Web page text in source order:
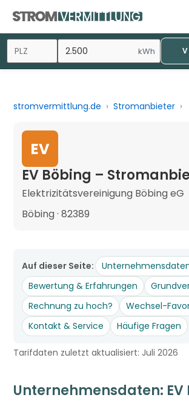
kWh
stromvermittlung.de › Stromanbieter ›
EV
EV Böbing –
Elektrizitätsvereinigung Böbing eG
Böbing · 82389
Auf dieser Seite:
Bewertung & Erfahrungen
Rechnung zu hoch?
Wechsel-
Kontakt & Service
Häufige Fragen
Tarifdaten zuletzt aktualisiert: Juli 2026
Unternehmensdaten: EV